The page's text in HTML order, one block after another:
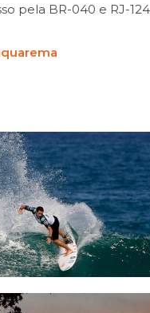
pela BR-040 e RJ-124